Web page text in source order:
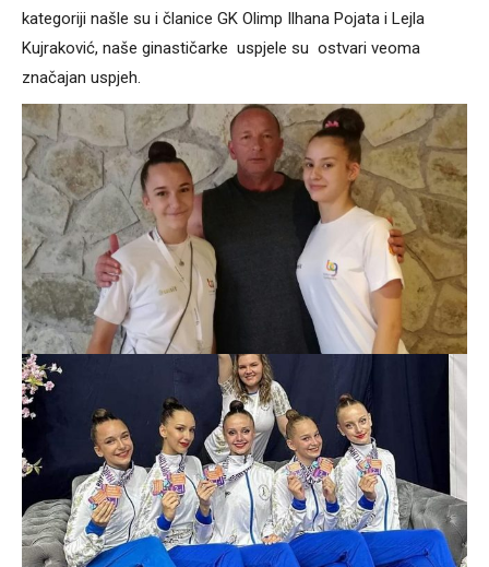
kategoriji našle su i članice GK Olimp Ilhana Pojata i Lejla
Kujraković, naše ginastičarke uspjele su ostvari veoma
značajan uspjeh.